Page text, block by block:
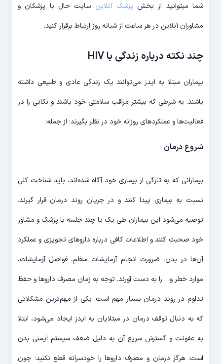
شما میتوانید از بخش پزشک آنلاین سایت حال با پزشکان و
مشاوران آنلاین در هر ساعت از شبانه روز ارتباط برقرار کنید.
چند نکته درباره زندگی با HIV
بیماران مبتلا به ایدز می‌توانند یک زندگی عادی و طبیعی داشته
باشند. به شرطی که بیشتر مراقب سلامتی خود باشند و نکاتی را در
فعالیت‌ها و عملکردهای روزانه خود در نظر بگیرند؛ از جمله:
شروع درمان
بیمارانی که به تازگی از بیماری خود آگاه شده‌اند، باید شناخت کلی
نسبت به بیماری پیدا کنند و در جریان روند درمان قرار گیرند.
توصیه می‌شود این بیماران طی یک یا چند جلسه با پزشک و مشاور
خود صحبت کنند و اطلاعات کافی درباره داروهای تجویزی و عملکرد
آن‌ها در بدن، ضرورت انجام آزمایشات منظم، فواصل آزمایشات،
موارد خطر و… را به دست آورند. توجه به زمان مصرف داروها و حفظ
تداوم در روند درمان بسیار مهم است. یکی از مهم‌ترین مشکلاتی
که به دنبال توقف درمان در مبتلایان به ایدز ایجاد می‌شود، ابتلا
به عفونت و گسترش سریع آن به دلیل ضعف سیستم ایمنی بدن
است. هرگز درمان و مصرف داروها را خودسرانه قطع نکنید؛ چون